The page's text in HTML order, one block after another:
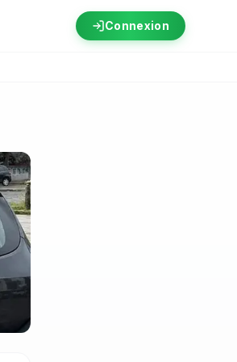
Connexion